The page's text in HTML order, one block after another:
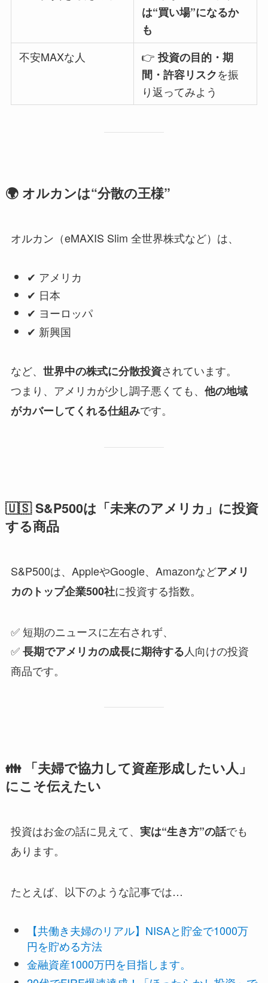
は“買い場”になるか
も
不安MAXな人
👉投資の目的・期
間・許容リスクを振
り返ってみよう
🌍 オルカンは“分散の王様”
オルカン（eMAXIS Slim 全世界株式など）は、
✔ アメリカ
✔ 日本
✔ ヨーロッパ
✔ 新興国
など、 世界中の株式に分散投資されています。
つまり、アメリカが少し調子悪くても、 他の地域
がカバーしてくれる仕組みです。
🇺🇸 S&P500は「未来のアメリカ」に投資
する商品
S&P500は、AppleやGoogle、Amazonなどアメリ
カのトップ企業500社に投資する指数。
✅ 短期のニュースに左右されず、
✅長期でアメリカの成長に期待する人向けの投資
商品です。
👪 「夫婦で協力して資産形成したい人」
にこそ伝えたい
投資はお金の話に見えて、 実は“生き方”の話でも
あります。
たとえば、以下のような記事では…
【共働き夫婦のリアル】NISAと貯金で1000万
円を貯める方法
金融資産1000万円を目指します。